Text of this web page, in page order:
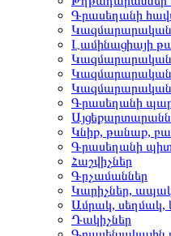
Գրասեղանի
Լամինացիայի
Կազմարարական
Կազմարարական
Գրասեղանի
Կնիք, թանաք,
Գրասեղանի
Հաշվիչներ
Գրչամաններ
Կարիչներ,
Ամրակ, սեղմակ,
Դակիչներ